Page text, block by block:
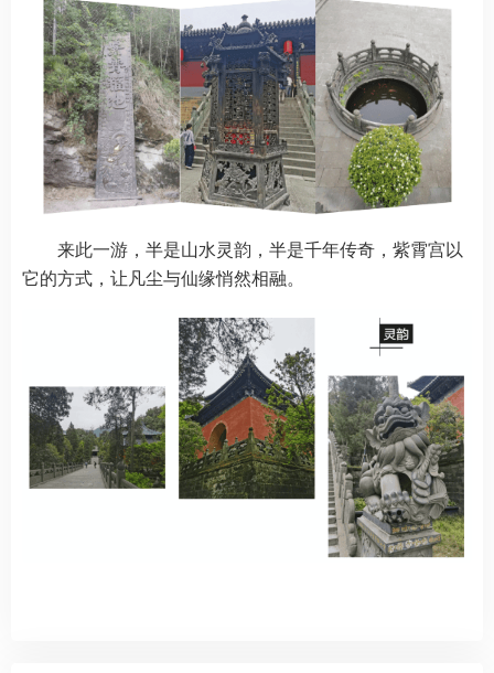
来此一游，半是山水灵韵，半是千年传奇，紫霄宫以
它的方式，让凡尘与仙缘悄然相融。